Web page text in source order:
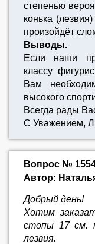
степенью
конька
произойдёт
Выводы.
Если наши
классу
Вам
высокого
Всегда рады
С Уважением,
Вопрос №
Автор:
Добрый день!
Хотим
стопы 17 см.
лезвия.